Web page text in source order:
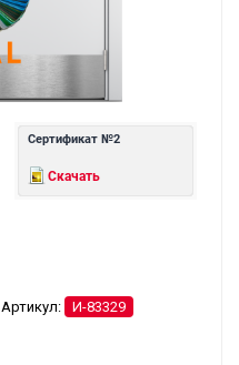
Сертификат №2
Скачать
Артикул: И-83329